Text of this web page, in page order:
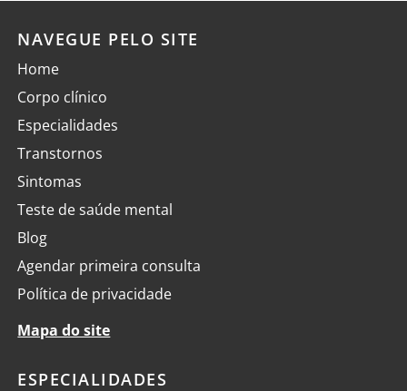
NAVEGUE PELO SITE
Home
Corpo clínico
Especialidades
Transtornos
Sintomas
Teste de saúde mental
Blog
Agendar primeira consulta
Política de privacidade
Mapa do site
ESPECIALIDADES